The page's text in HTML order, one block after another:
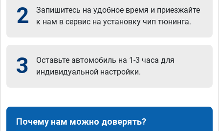
2
Запишитесь на удобное время и приезжайте
к нам в сервис на установку чип тюнинга.
3
Оставьте автомобиль на 1-3 часа для
индивидуальной настройки.
Почему нам можно доверять?